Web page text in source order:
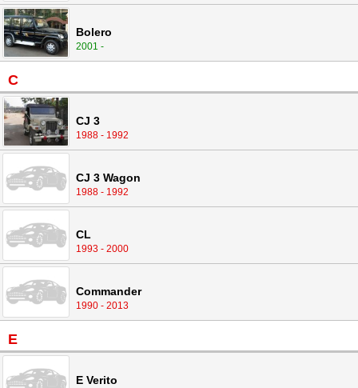
Bolero
2001 -
C
CJ 3
1988 - 1992
CJ 3 Wagon
1988 - 1992
CL
1993 - 2000
Commander
1990 - 2013
E
E Verito